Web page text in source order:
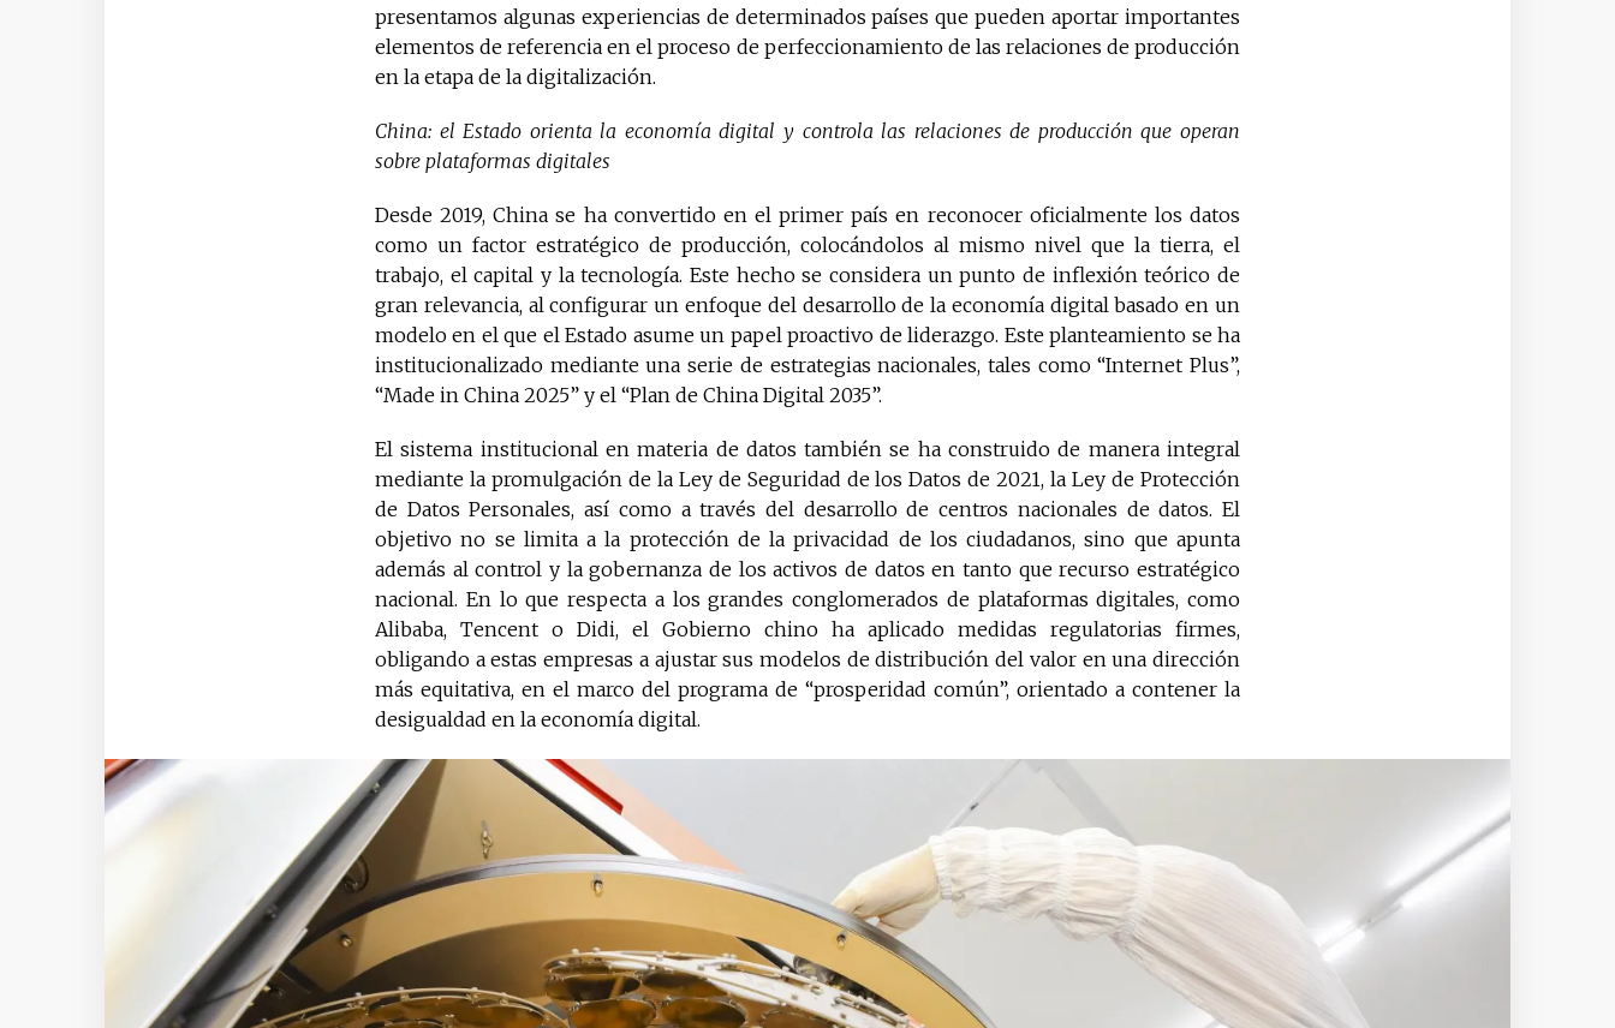
presentamos algunas experiencias de determinados países que pueden aportar importantes
elementos de referencia en el proceso de perfeccionamiento de las relaciones de producción
en la etapa de la digitalización.
China: el Estado orienta la economía digital y controla las relaciones de producción que operan
sobre plataformas digitales
Desde 2019, China se ha convertido en el primer país en reconocer oficialmente los datos
como un factor estratégico de producción, colocándolos al mismo nivel que la tierra, el
trabajo, el capital y la tecnología. Este hecho se considera un punto de inflexión teórico de
gran relevancia, al configurar un enfoque del desarrollo de la economía digital basado en un
modelo en el que el Estado asume un papel proactivo de liderazgo. Este planteamiento se ha
institucionalizado mediante una serie de estrategias nacionales, tales como “Internet Plus”,
“Made in China 2025” y el “Plan de China Digital 2035”.
El sistema institucional en materia de datos también se ha construido de manera integral
mediante la promulgación de la Ley de Seguridad de los Datos de 2021, la Ley de Protección
de Datos Personales, así como a través del desarrollo de centros nacionales de datos. El
objetivo no se limita a la protección de la privacidad de los ciudadanos, sino que apunta
además al control y la gobernanza de los activos de datos en tanto que recurso estratégico
nacional. En lo que respecta a los grandes conglomerados de plataformas digitales, como
Alibaba, Tencent o Didi, el Gobierno chino ha aplicado medidas regulatorias firmes,
obligando a estas empresas a ajustar sus modelos de distribución del valor en una dirección
más equitativa, en el marco del programa de “prosperidad común”, orientado a contener la
desigualdad en la economía digital.